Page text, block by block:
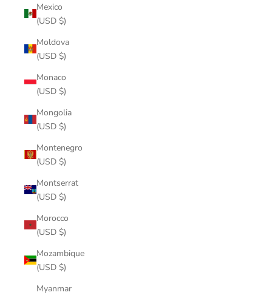
Mexico
(USD $)
Moldova
(USD $)
Monaco
(USD $)
Mongolia
(USD $)
Montenegro
(USD $)
Montserrat
(USD $)
Morocco
(USD $)
Mozambique
(USD $)
Myanmar